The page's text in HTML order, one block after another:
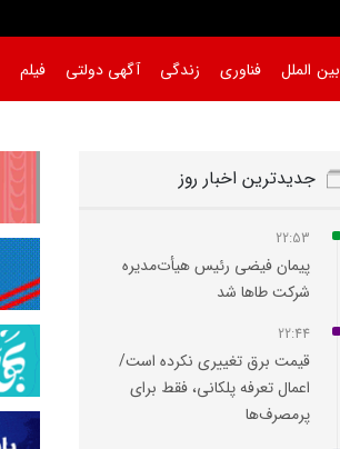
بین الملل فناوری زندگی آگهی دولتی فیلم
جدیدترین اخبار روز
22:53
پیمان فیضی رئیس هیأت‌مدیره
شرکت طاها شد
22:44
قیمت برق تغییری نکرده است/
اعمال تعرفه پلکانی، فقط برای
پرمصرف‌ها